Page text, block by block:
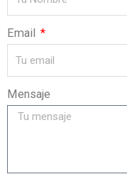
Email
Mensaje